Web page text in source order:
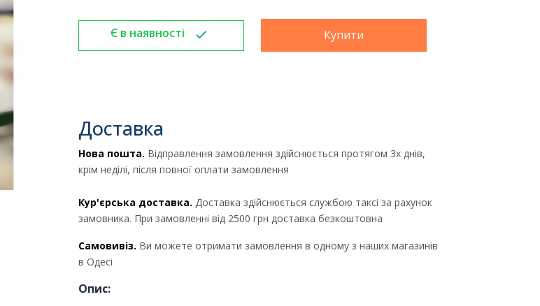
Є в наявності Купити
Доставка
Нова пошта. Відправлення замовлення здійснюється протягом 3х днів,
крім неділі, після повної оплати замовлення
Кур'єрська доставка. Доставка здійснюється службою таксі за рахунок
замовника. При замовленні від 2500 грн доставка безкоштовна
Самовивіз. Ви можете отримати замовлення в одному з наших магазинів
в Одесі
Опис: